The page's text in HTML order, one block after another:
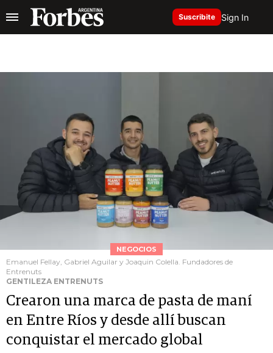
Suscribite Sign In
NEGOCIOS
Emanuel Fellay, Gabriel Aguilar y Joaquin Colella. Fundadores de
Entrenuts
GENTILEZA ENTRENUTS
Crearon una marca de pasta de maní
en Entre Ríos y desde allí buscan
conquistar el mercado global